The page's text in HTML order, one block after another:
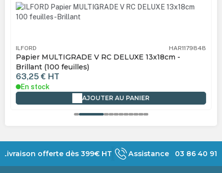
ILFORD HAR1179848
Papier MULTIGRADE V RC DELUXE 13x18cm -
Brillant (100 feuilles)
63,25 € HT
En stock
AJOUTER AU PANIER
Livraison offerte dès 399€ HT Assistance 03 86 40 91